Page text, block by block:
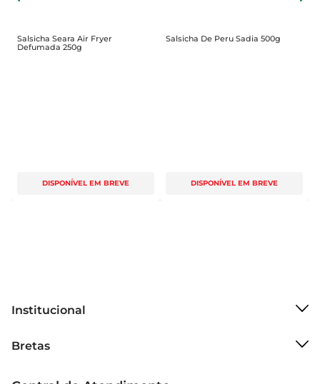
Salsicha Seara Air Fryer
Defumada 250g
DISPONÍVEL EM BREVE
Salsicha De Peru Sadia 500g
DISPONÍVEL EM BREVE
Institucional
Grupo Cencosud
Bretas